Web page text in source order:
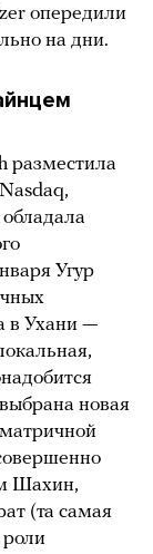
опередили
на дни.
разместила
Угур
в Ухани —
новая
Шахин,
(та самая